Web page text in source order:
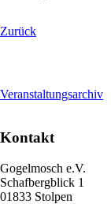
Zurück
Veranstaltungsarchiv
Kontakt
Gogelmosch e.V.
Schafbergblick 1
01833 Stolpen